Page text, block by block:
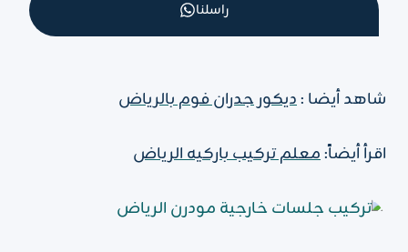
راسلنا
شاهد أيضا :ديكور جدران فوم بالرياض
اقرأ أيضاً:معلم تركيب باركيه الرياض